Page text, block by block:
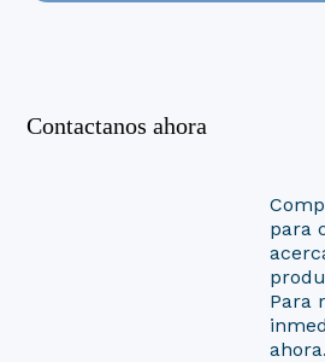
Contactanos ahora
para
Para
ahora.